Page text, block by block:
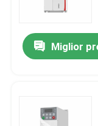
Miglior